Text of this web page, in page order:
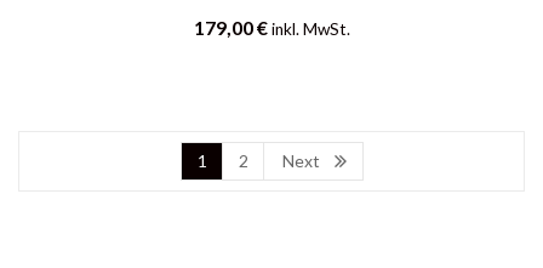
179,00€ inkl. MwSt.
1 2 Next